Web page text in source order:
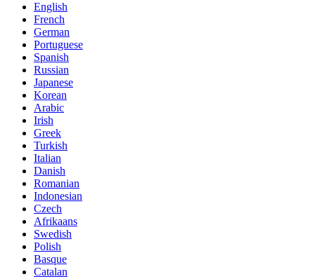
English
French
German
Portuguese
Spanish
Russian
Japanese
Korean
Arabic
Irish
Greek
Turkish
Italian
Danish
Romanian
Indonesian
Czech
Afrikaans
Swedish
Polish
Basque
Catalan